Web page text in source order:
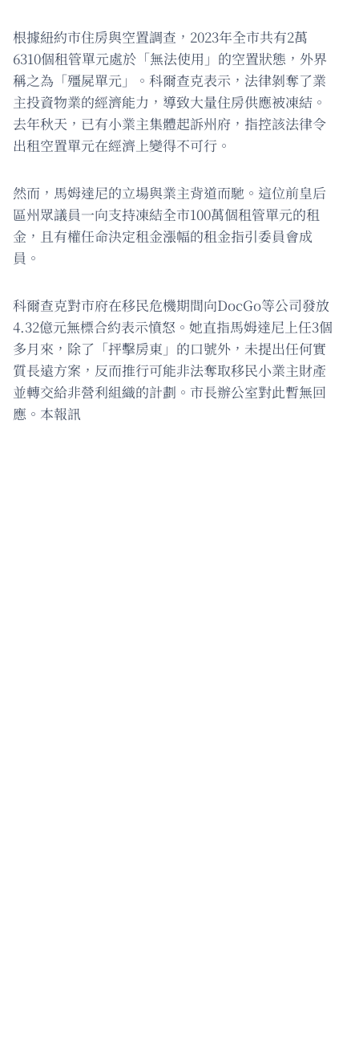
根據紐約市住房與空置調查，2023年全市共有2萬
6310個租管單元處於「無法使用」的空置狀態，外界
稱之為「殭屍單元」。科爾查克表示，法律剝奪了業
主投資物業的經濟能力，導致大量住房供應被凍結。
去年秋天，已有小業主集體起訴州府，指控該法律令
出租空置單元在經濟上變得不可行。
然而，馬姆達尼的立場與業主背道而馳。這位前皇后
區州眾議員一向支持凍結全市100萬個租管單元的租
金，且有權任命決定租金漲幅的租金指引委員會成
員。
科爾查克對市府在移民危機期間向DocGo等公司發放
4.32億元無標合約表示憤怒。她直指馬姆達尼上任3個
多月來，除了「抨擊房東」的口號外，未提出任何實
質長遠方案，反而推行可能非法奪取移民小業主財產
並轉交給非營利組織的計劃。市長辦公室對此暫無回
應。本報訊